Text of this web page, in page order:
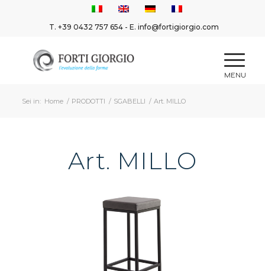
T.+39 0432 757 654 - E.info@fortigiorgio.com
Sei in: Home / PRODOTTI / SGABELLI / Art. MILLO
Art. MILLO